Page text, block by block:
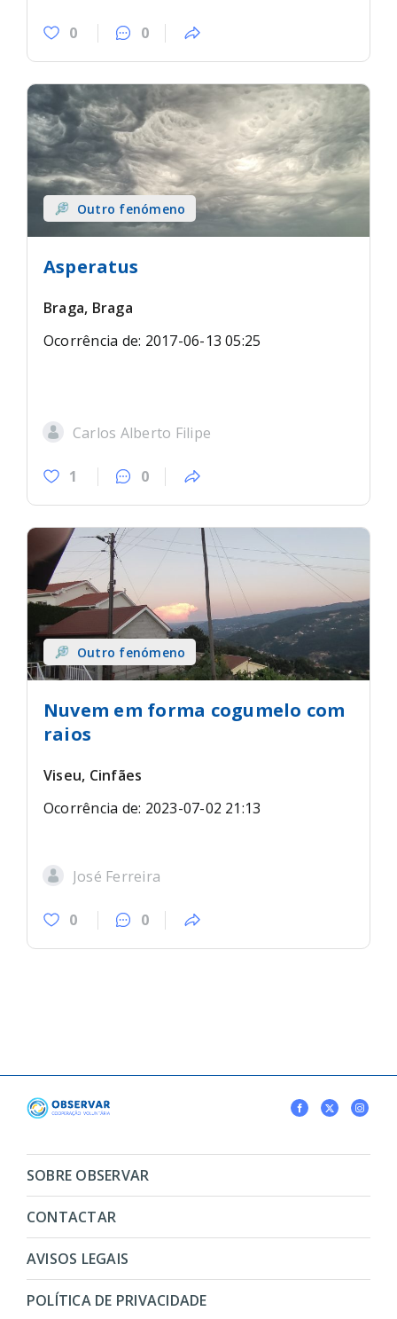
0 0
Outro fenómeno
Asperatus
Braga, Braga
Ocorrência de: 2017-06-13 05:25
Carlos Alberto Filipe
1 0
Outro fenómeno
Nuvem em forma cogumelo com
raios
Viseu, Cinfães
Ocorrência de: 2023-07-02 21:13
José Ferreira
0 0
SOBRE OBSERVAR
CONTACTAR
AVISOS LEGAIS
POLÍTICA DE PRIVACIDADE